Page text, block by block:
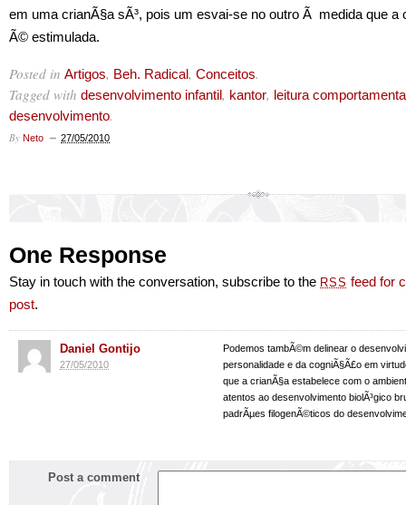
em uma crianÃ§a sÃ³, pois um esvai-se no outro Ã medida que a
Ã© estimulada.
Posted in Artigos, Beh. Radical, Conceitos.
Tagged with desenvolvimento infantil, kantor, leitura
desenvolvimento.
By Neto 27/05/2010
One Response
Stay in touch with the conversation, subscribe to the RSS feed for
post.
Daniel Gontijo
27/05/2010
Podemos tambÃ©m delinear o
personalidade e da cogniÃ§Ã£o em
que a crianÃ§a estabelece com o
atentos ao desenvolvimento biolÃ³gico
padrÃµes filogenÃ©ticos do
Post a comment